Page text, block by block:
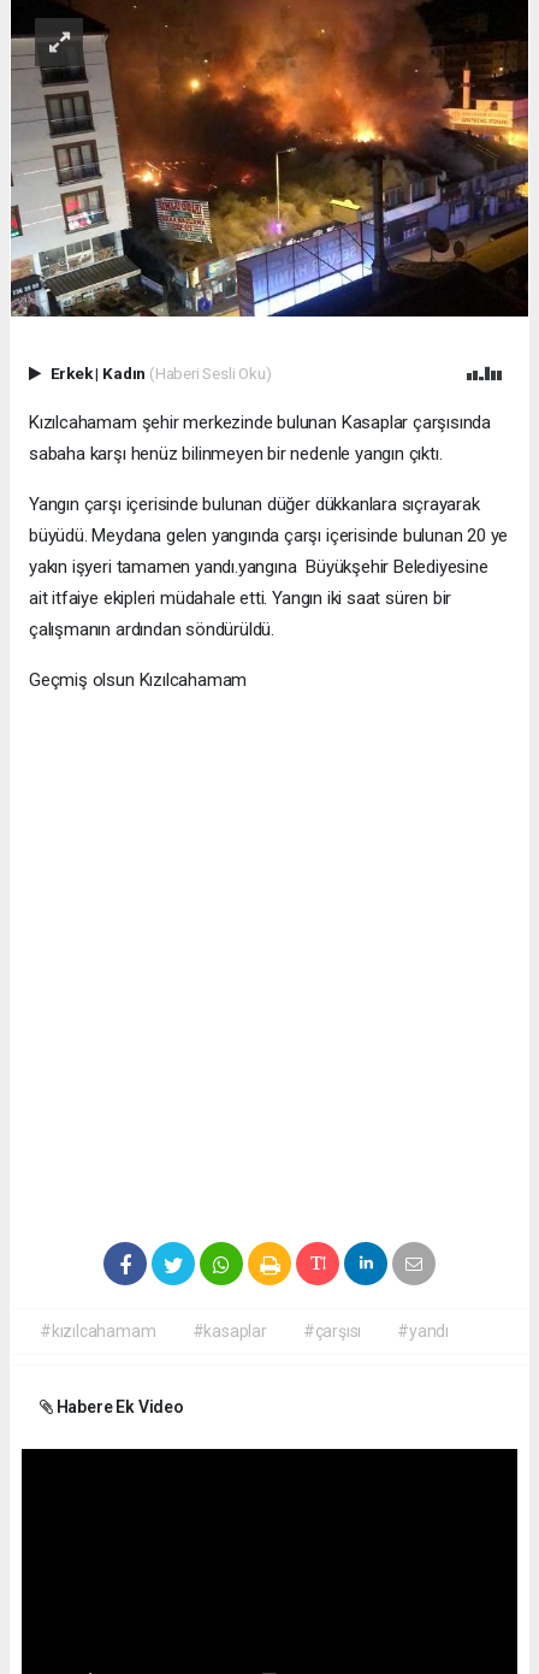
Erkek| Kadın (Haberi Sesli Oku)
Kızılcahamam şehir merkezinde bulunan Kasaplar çarşısında
sabaha karşı henüz bilinmeyen bir nedenle yangın çıktı.
Yangın çarşı içerisinde bulunan düğer dükkanlara sıçrayarak
büyüdü. Meydana gelen yangında çarşı içerisinde bulunan 20 ye
yakın işyeri tamamen yandı.yangına Büyükşehir Belediyesine
ait itfaiye ekipleri müdahale etti. Yangın iki saat süren bir
çalışmanın ardından söndürüldü.
Geçmiş olsun Kızılcahamam
#kızılcahamam #kasaplar #çarşısı #yandı
Habere Ek Video